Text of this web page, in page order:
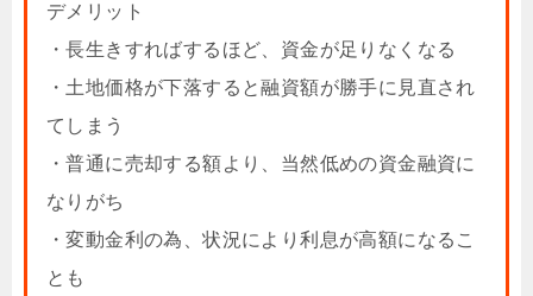
デメリット
・長生きすればするほど、資金が足りなくなる
・土地価格が下落すると融資額が勝手に見直され
てしまう
・普通に売却する額より、当然低めの資金融資に
なりがち
・変動金利の為、状況により利息が高額になるこ
とも